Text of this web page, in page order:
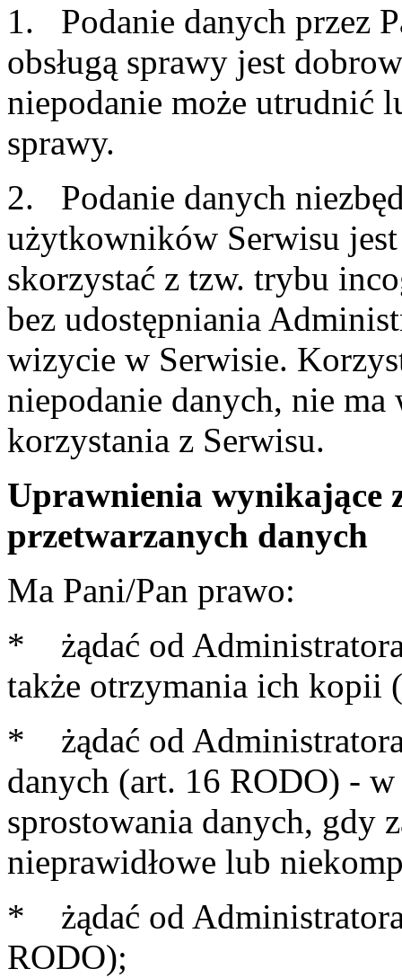
1. Podanie danych przez
obsługą sprawy jest
niepodanie może utrudnić
sprawy.
2. Podanie danych
użytkowników Serwisu
skorzystać z tzw. trybu
bez udostępniania
wizycie w Serwisie.
niepodanie danych, nie
korzystania z Serwisu.
Uprawnienia wynikające
przetwarzanych danych
Ma Pani/Pan prawo:
* żądać od
także otrzymania ich kopii
* żądać od
danych (art. 16 RODO) -
sprostowania danych, gdy
nieprawidłowe lub
* żądać od
RODO);